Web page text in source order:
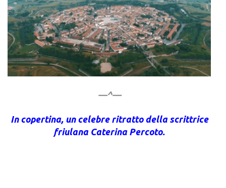
—^—
In copertina, un celebre ritratto della scrittrice
friulana Caterina Percoto.